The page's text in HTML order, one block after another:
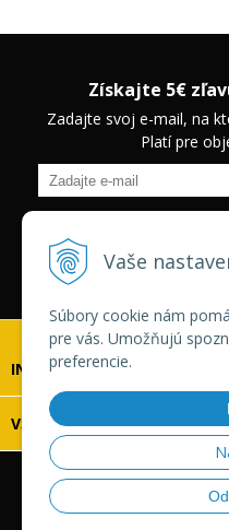
Vaše
Súbory cookie nám
pre vás. Umožňujú
preferencie.
Získajte 5€
Zadajte svoj e-mail, na
Platí pre
zľavách na vybrané produkty.
zákazníkov.
INFOLINKA
VŠETKO O NÁKUPE
© 2026 Vaskonaradie.sk •
webhosting